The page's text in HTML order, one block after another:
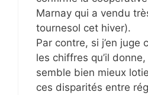
Marnay qui a vendu
tournesol cet hiver).
Par contre, si j’en juge
les chiffres qu’il
semble bien mieux
ces disparités entre